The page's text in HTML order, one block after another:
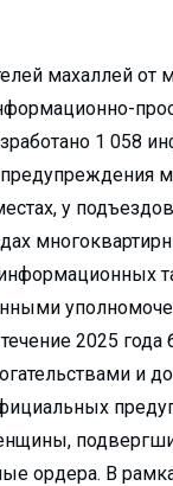
махаллей от
1 058
у
2025
и
ордера. В